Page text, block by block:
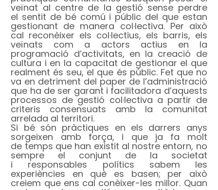
veïnat al centre de la gestió sense perdre
el sentit de bé comú i públic del que estan
gestionant de manera col·lectiva. Per això
cal reconèixer els col·lectius, els barris, els
veïnats com a actors actius en la
programació d’activitats, en la creació de
cultura i en la capacitat de gestionar el que
realment és seu, el que és públic. Fet que no
va en detriment del paper de l’administració
que ha de ser garant i facilitadora d’aquests
processos de gestió col·lectiva a partir de
criteris consensuats amb la comunitat
arrelada al territori.
Si bé són pràctiques en els darrers anys
sorgeixen amb força, i que ja fa molt
de temps que han existit al nostre entorn, no
sempre el conjunt de la societat
i responsables polítics sabem les
experiències en què es basen; per això
creiem que ens cal conèixer-les millor. Quan